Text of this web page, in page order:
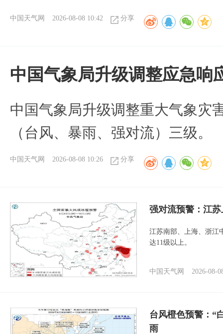
中国天气网 2026-08-08 10:42 分享
中国气象局升级调整应急响
中国气象局升级调整重大气象灾
（台风、暴雨、强对流）三级。
中国天气网 2026-08-08 10:26 分享
强对流预警：江
江苏南部、上海、浙江
达11级以上。
中国天气网 2026-08-
台风橙色预警：“
雨